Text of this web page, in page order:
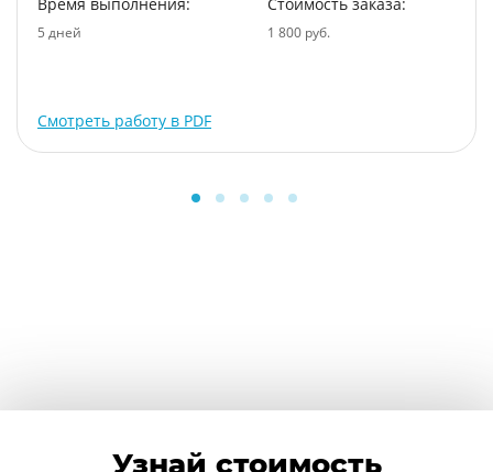
5 дней 1 800 руб.
Смотреть работу в PDF
Узнай стоимость